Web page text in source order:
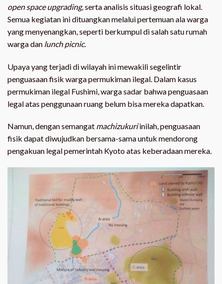
open space upgrading,serta analisis situasi geografi lokal.
Semua kegiatan ini dituangkan melalui pertemuan ala warga
yang menyenangkan, seperti berkumpul di salah satu rumah
warga dan lunch picnic.
Upaya yang terjadi di wilayah ini mewakili segelintir
penguasaan fisik warga permukiman ilegal. Dalam kasus
permukiman ilegal Fushimi, warga sadar bahwa penguasaan
legal atas penggunaan ruang belum bisa mereka dapatkan.
Namun, dengan semangat machizukuriinilah, penguasaan
fisik dapat diwujudkan bersama-sama untuk mendorong
pengakuan legal pemerintah Kyoto atas keberadaan mereka.